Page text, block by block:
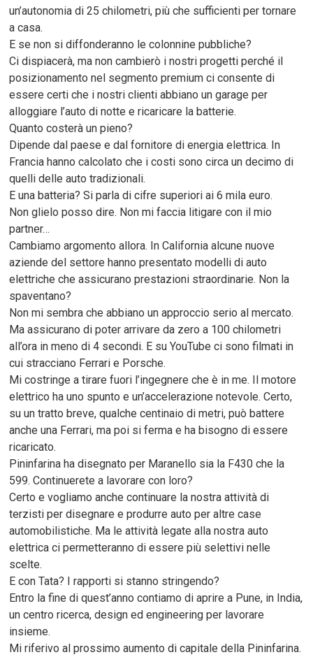
un’autonomia di 25 chilometri, più che sufficienti per tornare
a casa.
E se non si diffonderanno le colonnine pubbliche?
Ci dispiacerà, ma non cambierò i nostri progetti perché il
posizionamento nel segmento premium ci consente di
essere certi che i nostri clienti abbiano un garage per
alloggiare l’auto di notte e ricaricare la batterie.
Quanto costerà un pieno?
Dipende dal paese e dal fornitore di energia elettrica. In
Francia hanno calcolato che i costi sono circa un decimo di
quelli delle auto tradizionali.
E una batteria? Si parla di cifre superiori ai 6 mila euro.
Non glielo posso dire. Non mi faccia litigare con il mio
partner…
Cambiamo argomento allora. In California alcune nuove
aziende del settore hanno presentato modelli di auto
elettriche che assicurano prestazioni straordinarie. Non la
spaventano?
Non mi sembra che abbiano un approccio serio al mercato.
Ma assicurano di poter arrivare da zero a 100 chilometri
all’ora in meno di 4 secondi. E su YouTube ci sono filmati in
cui stracciano Ferrari e Porsche.
Mi costringe a tirare fuori l’ingegnere che è in me. Il motore
elettrico ha uno spunto e un’accelerazione notevole. Certo,
su un tratto breve, qualche centinaio di metri, può battere
anche una Ferrari, ma poi si ferma e ha bisogno di essere
ricaricato.
Pininfarina ha disegnato per Maranello sia la F430 che la
599. Continuerete a lavorare con loro?
Certo e vogliamo anche continuare la nostra attività di
terzisti per disegnare e produrre auto per altre case
automobilistiche. Ma le attività legate alla nostra auto
elettrica ci permetteranno di essere più selettivi nelle
scelte.
E con Tata? I rapporti si stanno stringendo?
Entro la fine di quest’anno contiamo di aprire a Pune, in India,
un centro ricerca, design ed engineering per lavorare
insieme.
Mi riferivo al prossimo aumento di capitale della Pininfarina.